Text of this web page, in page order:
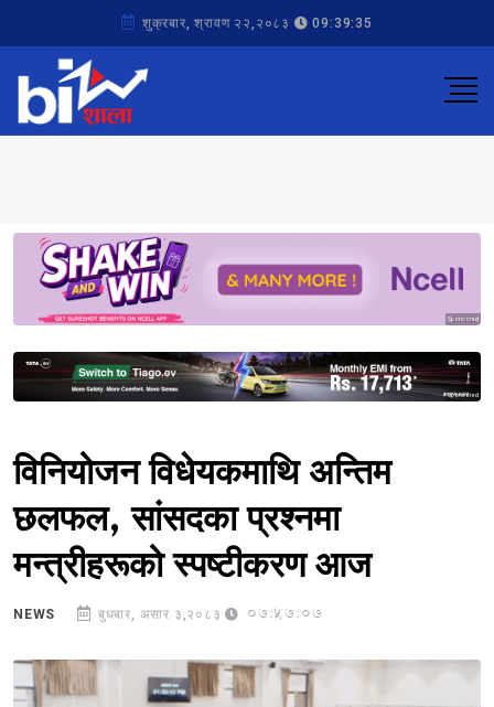
शुक्रबार, श्रावण २२,२०८३ 09:39:35
Sponsored
Sponsored
विनियोजन विधेयकमाथि अन्तिम
छलफल, सांसदका प्रश्नमा
मन्त्रीहरूको स्पष्टीकरण आज
NEWS बुधबार, असार ३,२०८३ 07:57:07